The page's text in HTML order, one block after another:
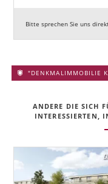
Bitte sprechen Sie uns
"DENKMALIMMOBILIE
ANDERE DIE SICH
INTERESSIERTEN,